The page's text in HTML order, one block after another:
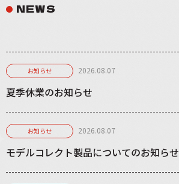
NEWS
お知らせ 2026.08.07
夏季休業のお知らせ
お知らせ 2026.08.07
モデルコレクト製品についてのお知らせ